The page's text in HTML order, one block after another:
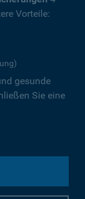
Vorteile:
gesunde
Sie eine